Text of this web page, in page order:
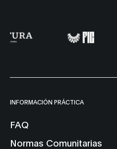
INFORMACIÓN PRÁCTICA
FAQ
Normas Comunitarias